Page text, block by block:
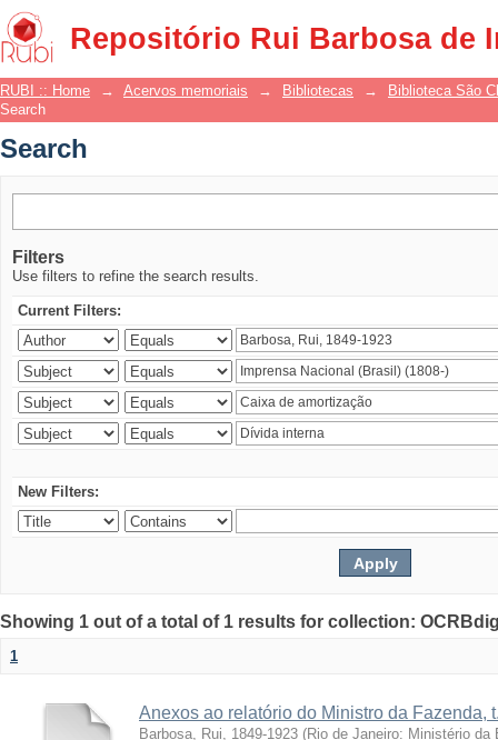
Repositório Rui Barbosa de
Search
RUBI :: Home → Acervos memoriais → Bibliotecas →
Biblioteca São
Search
Search
Filters
Use filters to refine the search results.
Current Filters:
New Filters:
Showing 1 out of a total of 1 results for collection:
1
Anexos ao relatório do Ministro da Fazenda,
Barbosa, Rui, 1849-1923 (Rio de Janeiro: Ministério